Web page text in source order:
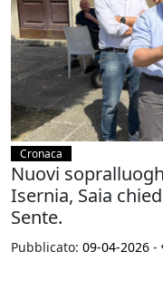
Cronaca
Nuovi
Isernia, Saia
Sente.
Pubblicato: 09-04-2026 -